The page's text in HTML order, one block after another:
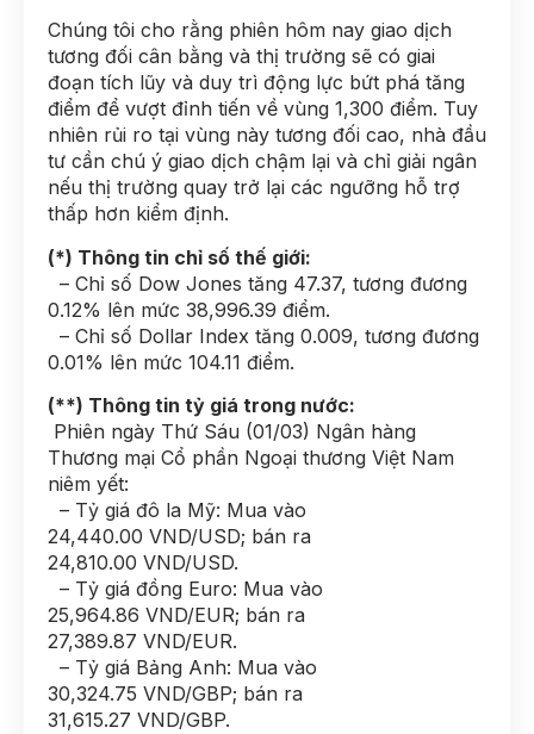
Chúng tôi cho rằng phiên hôm nay giao dịch
tương đối cân bằng và thị trường sẽ có giai
đoạn tích lũy và duy trì động lực bứt phá tăng
điểm để vượt đỉnh tiến về vùng 1,300 điểm. Tuy
nhiên rủi ro tại vùng này tương đối cao, nhà đầu
tư cần chú ý giao dịch chậm lại và chỉ giải ngân
nếu thị trường quay trở lại các ngưỡng hỗ trợ
thấp hơn kiểm định.
(*) Thông tin chỉ số thế giới:
– Chỉ số Dow Jones tăng 47.37, tương đương
0.12% lên mức 38,996.39 điểm.
– Chỉ số Dollar Index tăng 0.009, tương đương
0.01% lên mức 104.11 điểm.
(**) Thông tin tỷ giá trong nước:
Phiên ngày Thứ Sáu (01/03) Ngân hàng
Thương mại Cổ phần Ngoại thương Việt Nam
niêm yết:
– Tỷ giá đô la Mỹ: Mua vào
24,440.00 VND/USD; bán ra
24,810.00 VND/USD.
– Tỷ giá đồng Euro: Mua vào
25,964.86 VND/EUR; bán ra
27,389.87 VND/EUR.
– Tỷ giá Bảng Anh: Mua vào
30,324.75 VND/GBP; bán ra
31,615.27 VND/GBP.